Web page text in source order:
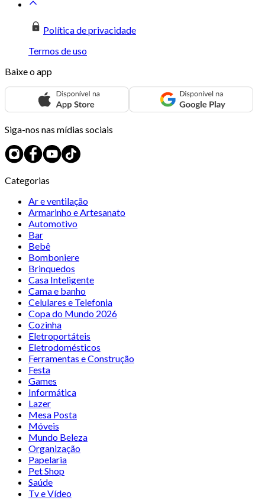
Política de privacidade
Termos de uso
Baixe o app
Siga-nos nas mídias sociais
Categorias
Ar e ventilação
Armarinho e Artesanato
Automotivo
Bar
Bebê
Bomboniere
Brinquedos
Casa Inteligente
Cama e banho
Celulares e Telefonia
Copa do Mundo 2026
Cozinha
Eletroportáteis
Eletrodomésticos
Ferramentas e Construção
Festa
Games
Informática
Lazer
Mesa Posta
Móveis
Mundo Beleza
Organização
Papelaria
Pet Shop
Saúde
Tv e Vídeo